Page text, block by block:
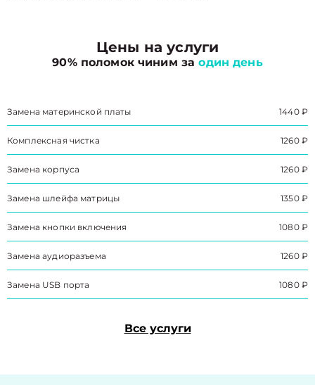
Цены на услуги
90% поломок чиним заодин день
Замена материнской платы 1440 ₽
Комплексная чистка 1260 ₽
Замена корпуса 1260 ₽
Замена шлейфа матрицы 1350 ₽
Замена кнопки включения 1080 ₽
Замена аудиоразъема 1260 ₽
Замена USB порта 1080 ₽
Все услуги